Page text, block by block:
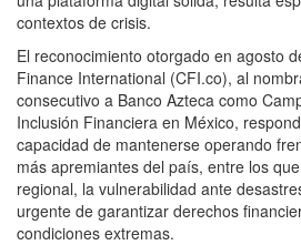
contextos de crisis.
El reconocimiento otorgado en agosto
Finance International (CFI.co), al
consecutivo a Banco Azteca como
Inclusión Financiera en México,
capacidad de mantenerse operando
más apremiantes del país, entre los
regional, la vulnerabilidad ante
urgente de garantizar derechos
condiciones extremas.